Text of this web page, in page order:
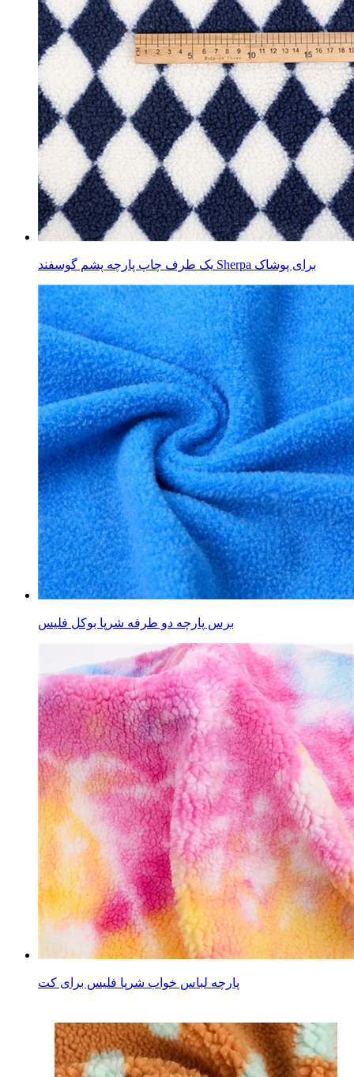
یک طرف چاپ پارچه پشم گوسفند Sherpa برای پوشاک
برس پارچه دو طرفه شرپا بوکل فلیس
پارچه لباس خواب شرپا فلیس برای کت